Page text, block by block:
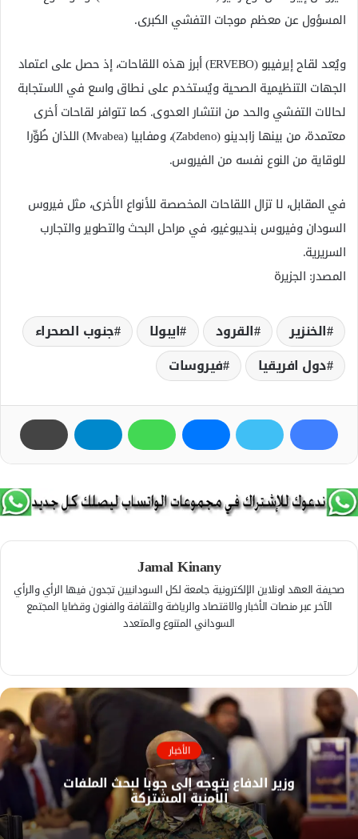
المسؤول عن معظم موجات التفشي الكبرى.
ويُعد لقاح إيرفيبو (ERVEBO) أبرز هذه اللقاحات، إذ حصل على اعتماد
الجهات التنظيمية الصحية ويُستخدم على نطاق واسع في الاستجابة
لحالات التفشي والحد من انتشار العدوى. كما تتوافر لقاحات أخرى
معتمدة، من بينها زابدينو (Zabdeno)، ومفابيا (Mvabea) اللذان طُوِّرا
للوقاية من النوع نفسه من الفيروس.
في المقابل، لا تزال اللقاحات المخصصة للأنواع الأخرى، مثل فيروس
السودان وفيروس بنديبوغيو، في مراحل البحث والتطوير والتجارب
السريرية.
المصدر: الجزيرة
الخنزير القرود ايبولا
جنوب الصحراء
دول افريقيا
فيروسات
Jamal Kinany
صحيفة العهد اونلاين الإلكترونية جامعة لكل السودانيين تجدون فيها الرأي والرأي
الآخر عبر منصات الأخبار والاقتصاد والرياضة والثقافة والفنون وقضايا المجتمع
السوداني المتنوع والمتعدد
و
ق
ع
ا
ل
و
ي
ب
س
ب
ك الأخبار
وزير الدفاع يتوجه إلى جوبا لبحث الملفات
الأمنية المشتركة